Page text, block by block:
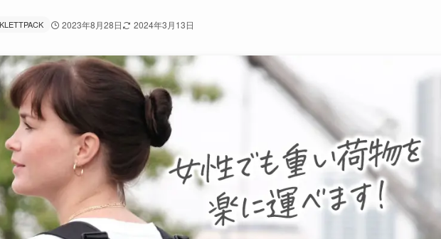
KLETTPACK 2023年8月28日 2024年3月13日